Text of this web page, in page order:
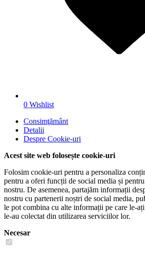
0 Wishlist
Consimţământ
Detalii
Despre Cookie-uri
Acest site web folosește cookie-uri
Folosim cookie-uri pentru a personaliza
pentru a oferi funcții de social media și
nostru. De asemenea, partajăm informații
nostru cu partenerii noștri de social media,
le pot combina cu alte informații pe care le-
le-au colectat din utilizarea serviciilor lor.
Necesar